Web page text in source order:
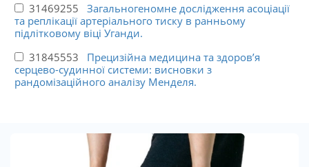
31469255 Загальногеномне дослідження асоціації
та реплікації артеріального тиску в ранньому
підлітковому віці Уганди.
31845553 Прецизійна медицина та здоров’я
серцево-судинної системи: висновки з
рандомізаційного аналізу Менделя.